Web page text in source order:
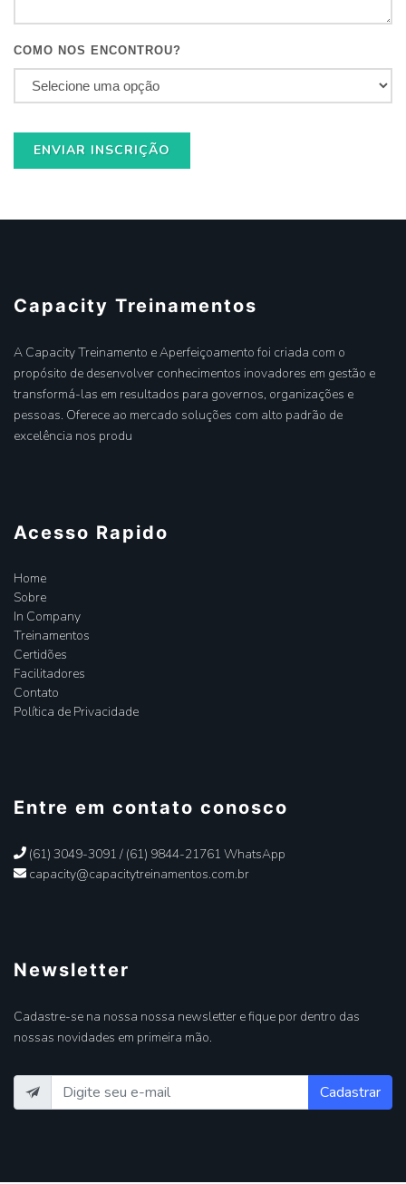
COMO NOS ENCONTROU?
ENVIAR INSCRIÇÃO
Capacity Treinamentos
A Capacity Treinamento e Aperfeiçoamento foi criada com o
propósito de desenvolver conhecimentos inovadores em gestão e
transformá-las em resultados para governos, organizações e
pessoas. Oferece ao mercado soluções com alto padrão de
excelência nos produ
Acesso Rapido
Home
Sobre
In Company
Treinamentos
Certidões
Facilitadores
Contato
Política de Privacidade
Entre em contato conosco
(61) 3049-3091 / (61) 9844-21761 WhatsApp
capacity@capacitytreinamentos.com.br
Newsletter
Cadastre-se na nossa nossa newsletter e fique por dentro das
nossas novidades em primeira mão.
Cadastrar